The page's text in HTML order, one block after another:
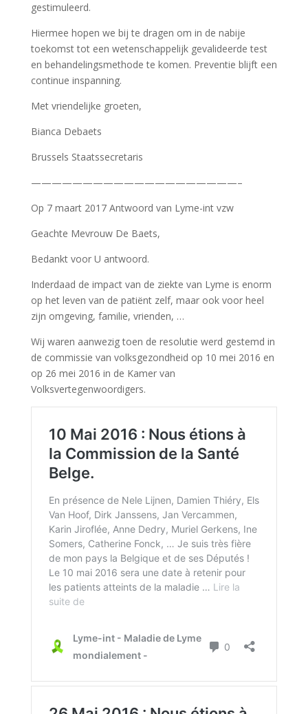
gestimuleerd.
Hiermee hopen we bij te dragen om in de nabije
toekomst tot een wetenschappelijk gevalideerde test
en behandelingsmethode te komen. Preventie blijft een
continue inspanning.
Met vriendelijke groeten,
Bianca Debaets
Brussels Staatssecretaris
————————————————————–
Op 7 maart 2017 Antwoord van Lyme-int vzw
Geachte Mevrouw De Baets,
Bedankt voor U antwoord.
Inderdaad de impact van de ziekte van Lyme is enorm
op het leven van de patiënt zelf, maar ook voor heel
zijn omgeving, familie, vrienden, …
Wij waren aanwezig toen de resolutie werd gestemd in
de commissie van volksgezondheid op 10 mei 2016 en
op 26 mei 2016 in de Kamer van
Volksvertegenwoordigers.